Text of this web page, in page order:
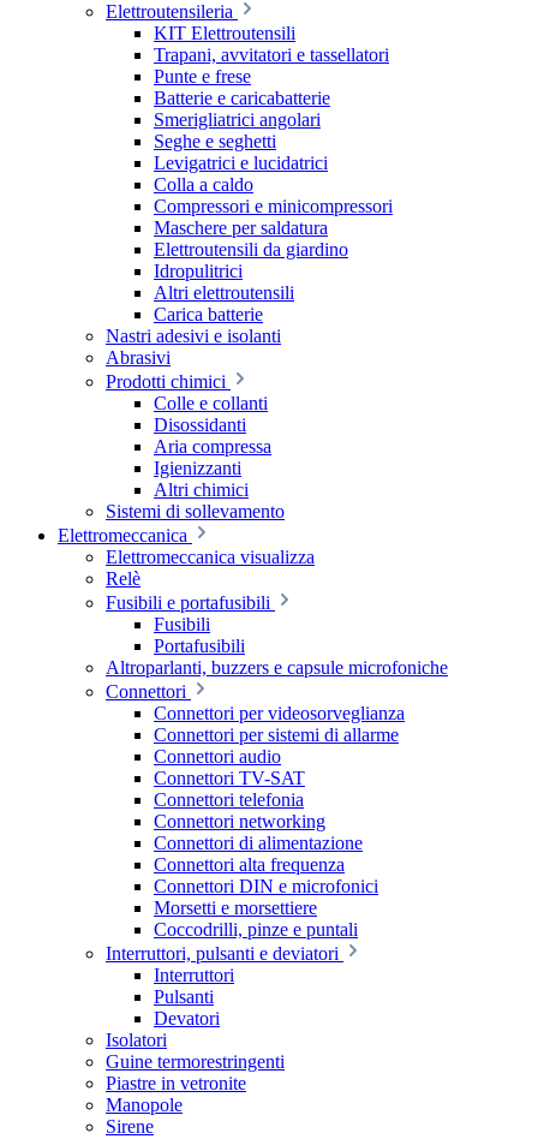
Elettroutensileria
KIT Elettroutensili
Trapani, avvitatori e tassellatori
Punte e frese
Batterie e caricabatterie
Smerigliatrici angolari
Seghe e seghetti
Levigatrici e lucidatrici
Colla a caldo
Compressori e minicompressori
Maschere per saldatura
Elettroutensili da giardino
Idropulitrici
Altri elettroutensili
Carica batterie
Nastri adesivi e isolanti
Abrasivi
Prodotti chimici
Colle e collanti
Disossidanti
Aria compressa
Igienizzanti
Altri chimici
Sistemi di sollevamento
Elettromeccanica
Elettromeccanica visualizza
Relè
Fusibili e portafusibili
Fusibili
Portafusibili
Altroparlanti, buzzers e capsule microfoniche
Connettori
Connettori per videosorveglianza
Connettori per sistemi di allarme
Connettori audio
Connettori TV-SAT
Connettori telefonia
Connettori networking
Connettori di alimentazione
Connettori alta frequenza
Connettori DIN e microfonici
Morsetti e morsettiere
Coccodrilli, pinze e puntali
Interruttori, pulsanti e deviatori
Interruttori
Pulsanti
Devatori
Isolatori
Guine termorestringenti
Piastre in vetronite
Manopole
Sirene